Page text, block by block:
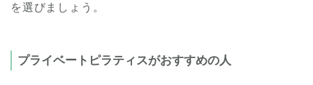
を選びましょう。
プライベートピラティスがおすすめの人